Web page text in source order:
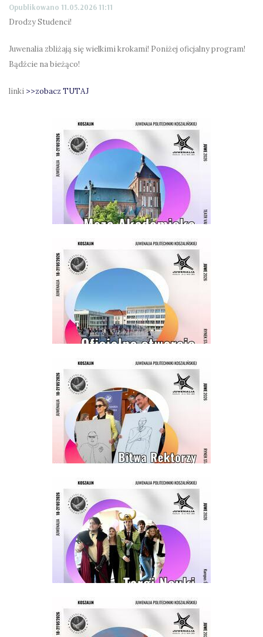
Opublikowano 11.05.2026 11:11
Drodzy Studenci!
Juwenalia zbliżają się wielkimi krokami! Poniżej oficjalny program!
Bądźcie na bieżąco!
linki >>zobacz TUTAJ